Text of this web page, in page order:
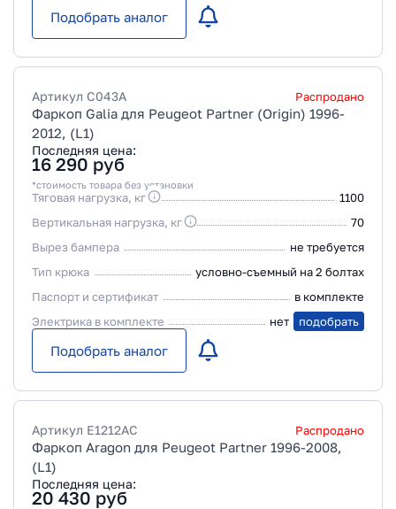
Подобрать аналог
Артикул C043A Распродано
Фаркоп Galia для Peugeot Partner (Origin) 1996-
2012, (L1)
Последняя цена:
16 290 руб
*стоимость товара без установки
Тяговая нагрузка, кг
1100
Вертикальная нагрузка, кг
70
Вырез бампера
не требуется
Тип крюка
условно-съемный на 2 болтах
Паспорт и сертификат
в комплекте
Электрика в комплекте
нет подобрать
Подобрать аналог
Артикул E1212AC Распродано
Фаркоп Aragon для Peugeot Partner 1996-2008,
(L1)
Последняя цена:
20 430 руб